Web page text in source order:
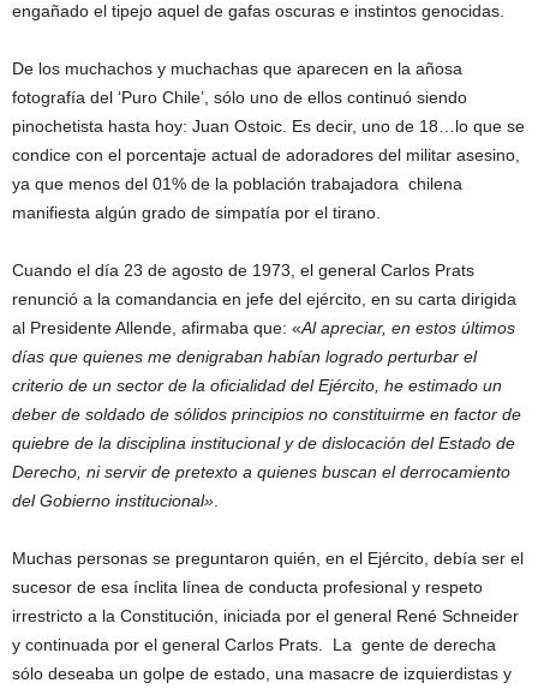
engañado el tipejo aquel de gafas oscuras e instintos genocidas.
De los muchachos y muchachas que aparecen en la añosa
fotografía del ‘Puro Chile’, sólo uno de ellos continuó siendo
pinochetista hasta hoy: Juan Ostoic. Es decir, uno de 18…lo que se
condice con el porcentaje actual de adoradores del militar asesino,
ya que menos del 01% de la población trabajadora chilena
manifiesta algún grado de simpatía por el tirano.
Cuando el día 23 de agosto de 1973, el general Carlos Prats
renunció a la comandancia en jefe del ejército, en su carta dirigida
al Presidente Allende, afirmaba que: «Al apreciar, en estos últimos
días que quienes me denigraban habían logrado perturbar el
criterio de un sector de la oficialidad del Ejército, he estimado un
deber de soldado de sólidos principios no constituirme en factor de
quiebre de la disciplina institucional y de dislocación del Estado de
Derecho, ni servir de pretexto a quienes buscan el derrocamiento
del Gobierno institucional»
Muchas personas se preguntaron quién, en el Ejército, debía ser el
sucesor de esa ínclita línea de conducta profesional y respeto
irrestricto a la Constitución, iniciada por el general René Schneider
y continuada por el general Carlos Prats. La gente de derecha
sólo deseaba un golpe de estado, una masacre de izquierdistas y